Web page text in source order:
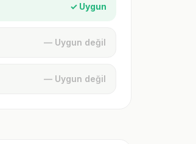
✓ Uygun
— Uygun değil
— Uygun değil